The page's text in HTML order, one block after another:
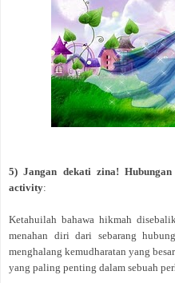
5) Jangan dekati zina!
activity:
Ketahuilah bahawa hikmah
menahan diri dari sebarang
menghalang kemudharatan yang
yang paling penting dalam sebuah